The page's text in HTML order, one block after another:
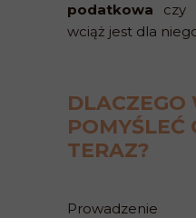
podatkowa czy
wciąż jest dla
DLACZEGO
POMYŚLEĆ
TERAZ?
Prowadzenie